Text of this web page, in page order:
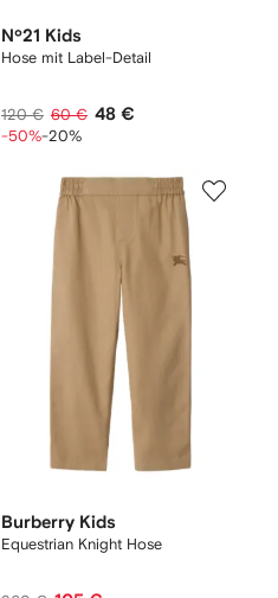
Nº21 Kids
Hose mit Label-Detail
120 € 60 € 48 €
-50%-20%
Burberry Kids
Equestrian Knight Hose